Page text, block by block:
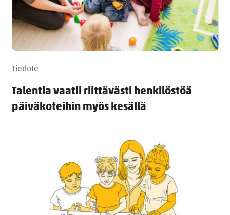
Tiedote
Talentia vaatii riittävästi henkilöstöä
päiväkoteihin myös kesällä